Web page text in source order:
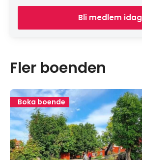
Bli medlem idag
Fler boenden
Boka boende